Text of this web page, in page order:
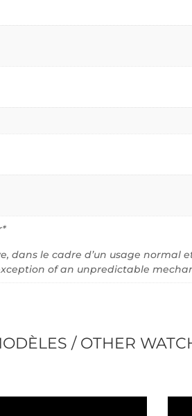
dans le cadre d’un usage
of an unpredictable
/ OTHER